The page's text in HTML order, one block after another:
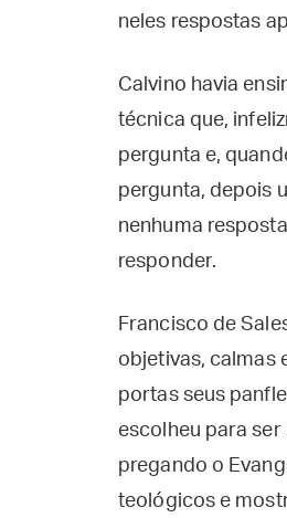
neles respostas
Calvino havia
técnica que,
pergunta e,
pergunta, depois
nenhuma
responder.
Francisco de
objetivas, calmas
portas seus
escolheu para
pregando o
teológicos e